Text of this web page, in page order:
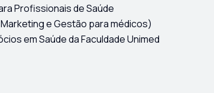
Profissionais de Saúde
e Gestão para médicos)
em Saúde da Faculdade Unimed